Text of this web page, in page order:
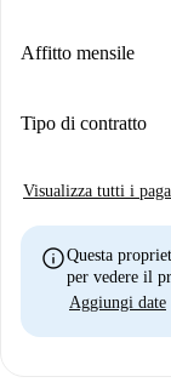
Affitto mensile
Tipo di contratto
Visualizza tutti i
infoQuesta
per vedere il
Aggiungi date